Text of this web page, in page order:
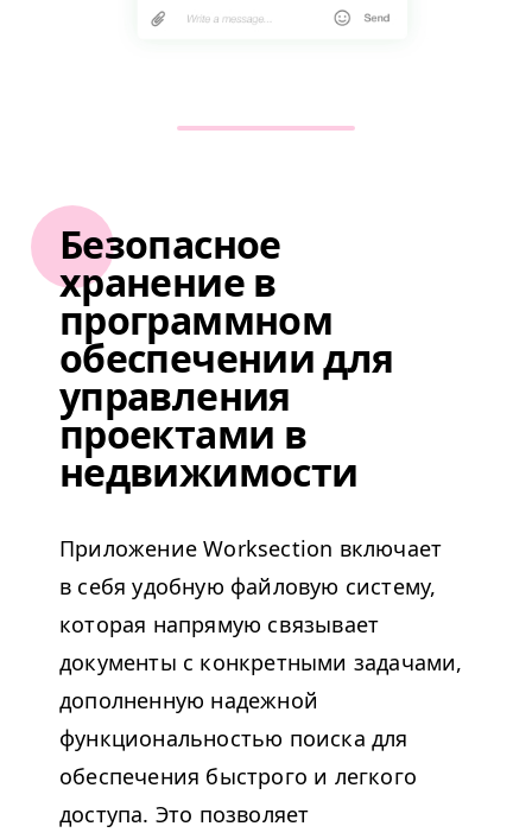
Безопасное
хранение в
программном
обеспечении для
управления
проектами в
недвижимости
Приложение Work­sec­tion включает
в себя удобную файловую систему,
которая напрямую связывает
документы с конкретными задачами,
дополненную надежной
функциональностью поиска для
обеспечения быстрого и легкого
доступа. Это позволяет